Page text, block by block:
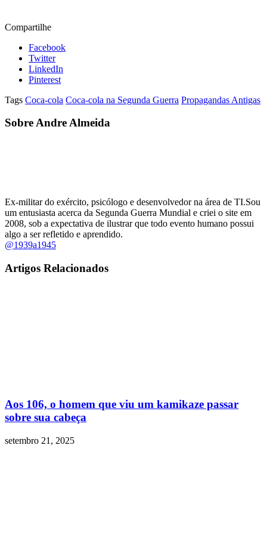
Compartilhe
Facebook
Twitter
LinkedIn
Pinterest
Tags Coca-cola Coca-cola na Segunda Guerra Propagandas Antigas
Sobre Andre Almeida
Ex-militar do exército, psicólogo e desenvolvedor na área de TI.Sou
um entusiasta acerca da Segunda Guerra Mundial e criei o site em
2008, sob a expectativa de ilustrar que todo evento humano possui
algo a ser refletido e aprendido.
@1939a1945
Artigos Relacionados
Aos 106, o homem que viu um kamikaze passar
sobre sua cabeça
setembro 21, 2025